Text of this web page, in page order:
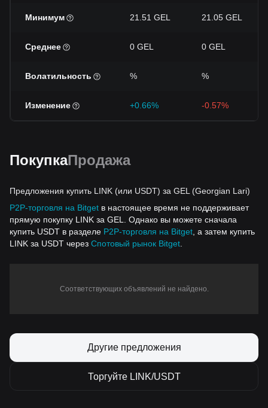
Минимум 21.51 GEL 21.05 GEL
Среднее 0 GEL 0 GEL
Волатильность % %
Изменение +0.66% -0.57%
ПокупкаПродажа
Предложения купить LINK (или USDT) за GEL (Georgian Lari)
P2P-торговля на Bitget в настоящее время не поддерживает
прямую покупку LINK за GEL. Однако вы можете сначала
купить USDT в разделе P2P-торговля на Bitget , а затем купить
LINK за USDT через Спотовый рынок Bitget
Соответствующих объявлений не найдено.
Другие предложения
Торгуйте LINK/USDT